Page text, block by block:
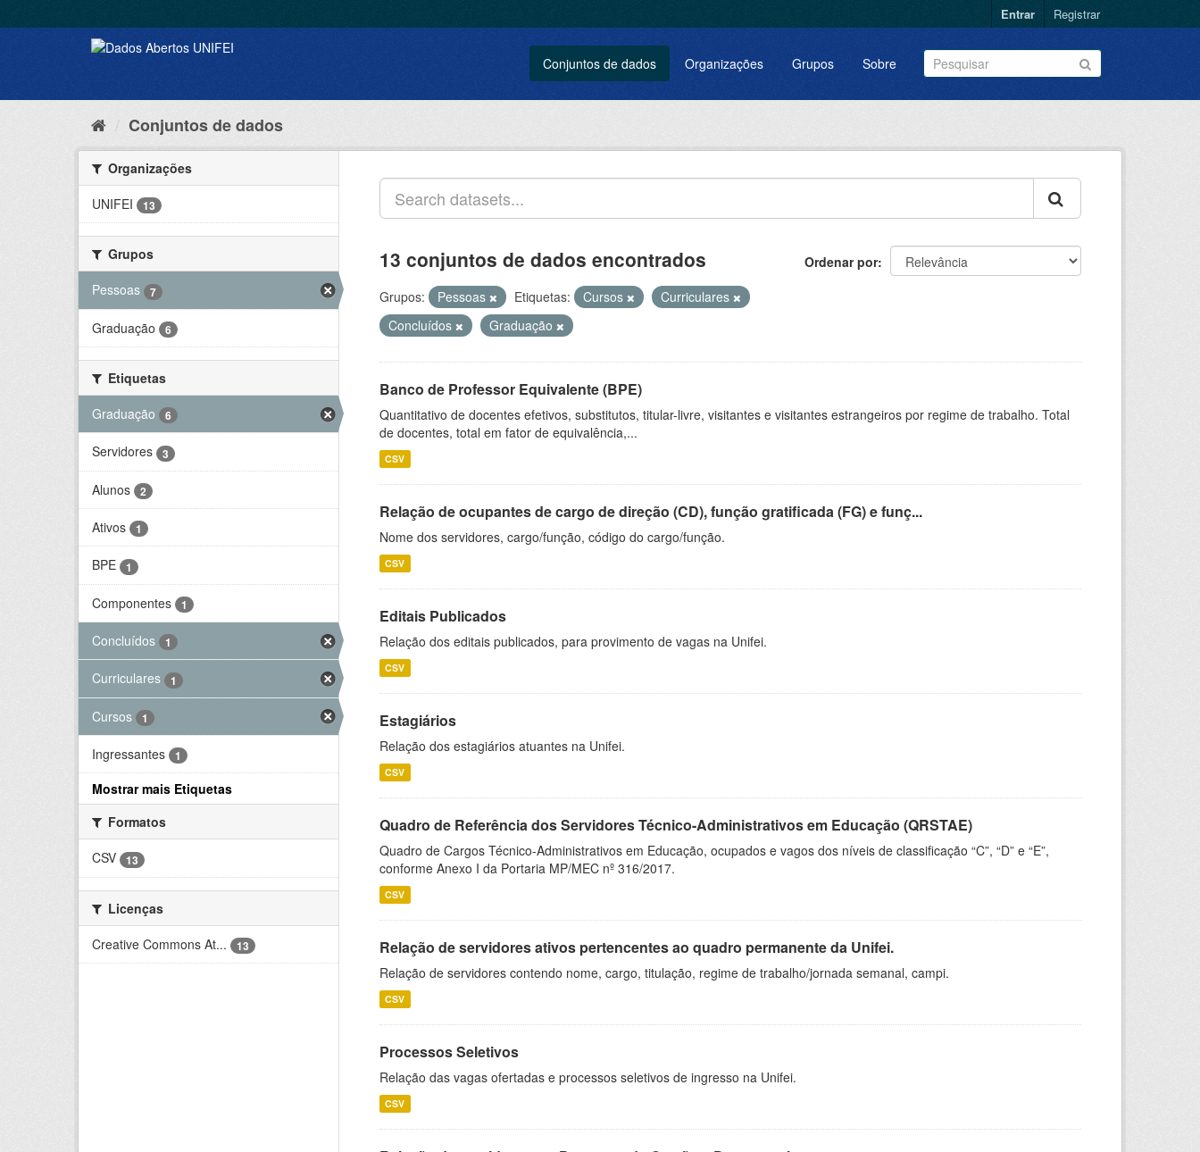
Entrar Registrar
Conjuntos de dados Organizações Grupos Sobre
Conjuntos de dados
Organizações
UNIFEI
13
Grupos
Pessoas
7
Graduação 6
Etiquetas
Graduação
6
Servidores 3
Alunos 2
Ativos 1
BPE 1
Componentes 1
Concluídos 1
Curriculares 1
Cursos 1
Ingressantes 1
Mostrar mais Etiquetas
Formatos
CSV
13
Licenças
Creative Commons At...
13
Ordenar por
13 conjuntos de dados encontrados
Grupos: Pessoas Etiquetas: Cursos
Curriculares
Concluídos
Graduação
Banco de Professor Equivalente (BPE)
Quantitativo de docentes efetivos, substitutos, titular-livre, visitantes e visitantes estrangeiros por regime de trabalho. Total
de docentes, total em fator de equivalência,...
CSV
Relação de ocupantes de cargo de direção (CD), função gratificada (FG) e funç...
Nome dos servidores, cargo/função, código do cargo/função.
CSV
Editais Publicados
Relação dos editais publicados, para provimento de vagas na Unifei.
CSV
Estagiários
Relação dos estagiários atuantes na Unifei.
CSV
Quadro de Referência dos Servidores Técnico-Administrativos em Educação (QRSTAE)
Quadro de Cargos Técnico-Administrativos em Educação, ocupados e vagos dos níveis de classificação “C”, “D” e “E”,
conforme Anexo I da Portaria MP/MEC nº 316/2017.
CSV
Relação de servidores ativos pertencentes ao quadro permanente da Unifei.
Relação de servidores contendo nome, cargo, titulação, regime de trabalho/jornada semanal, campi.
CSV
Processos Seletivos
Relação das vagas ofertadas e processos seletivos de ingresso na Unifei.
CSV